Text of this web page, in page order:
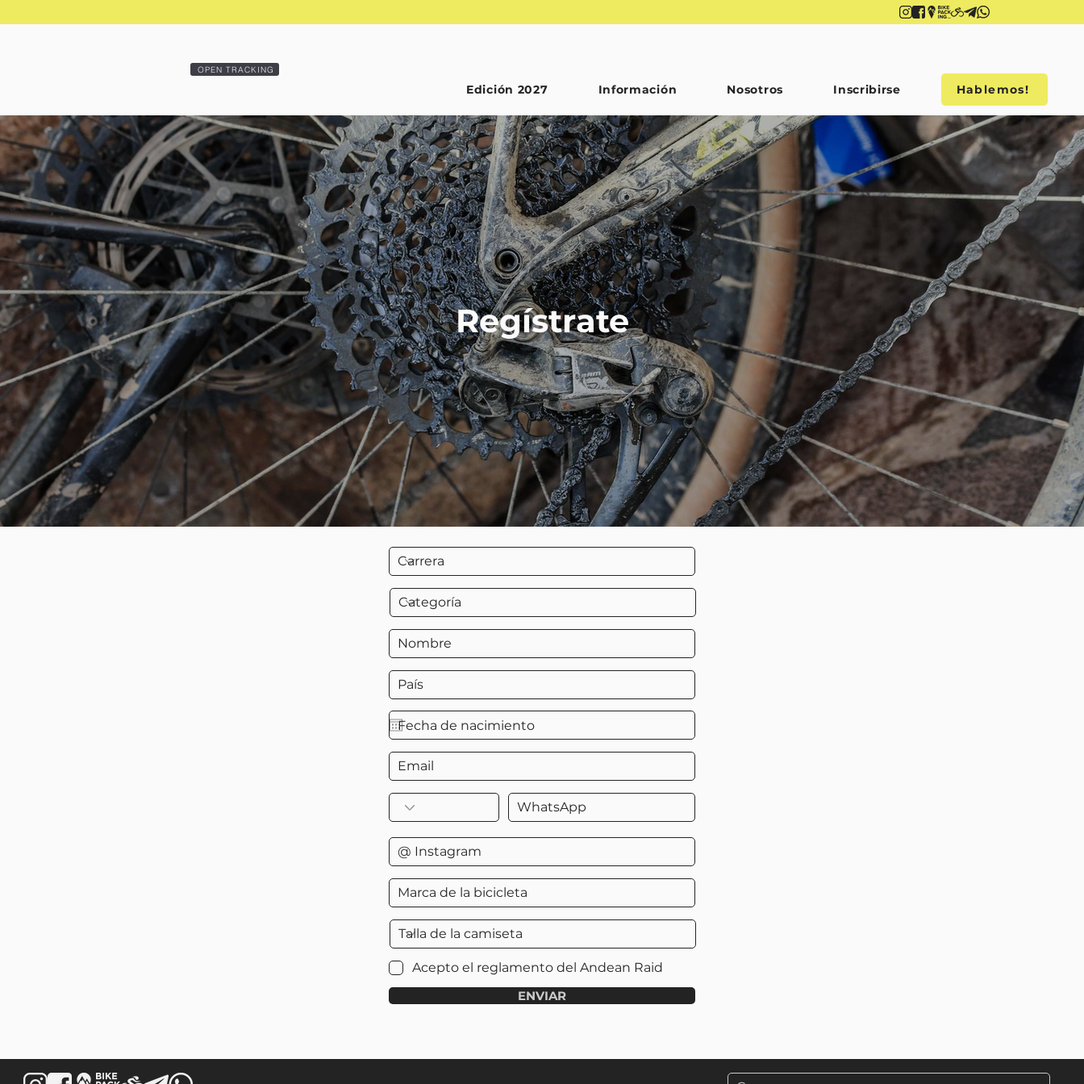
OPEN TRACKING
Edición 2027 Información Nosotros Inscribirse Hablemos!
Regístrate
Acepto el reglamento del Andean Raid
ENVIAR